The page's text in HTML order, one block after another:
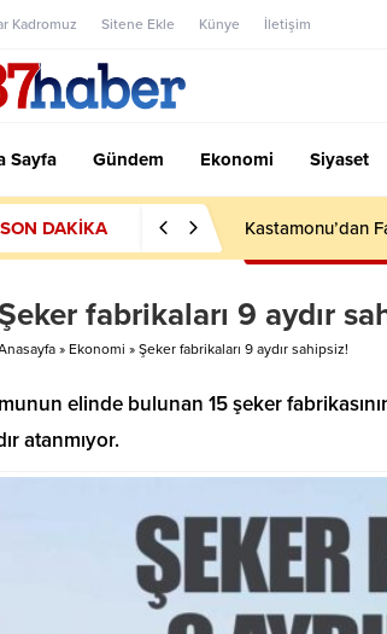
Kadromuz Sitene Ekle Künye İletişim
Sayfa Gündem Ekonomi Siyaset
SON DAKİKA Kastamonu’dan
fabrikaları 9 aydır
» Ekonomi » Şeker fabrikaları 9 aydır sahipsiz!
elinde bulunan 15 şeker
atanmıyor.